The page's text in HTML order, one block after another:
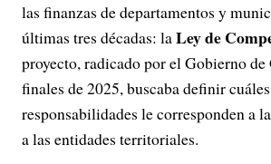
las finanzas de departamentos y
últimas tres décadas: laLey de
proyecto, radicado por el Gobierno de
finales de 2025, buscaba definir cuáles
responsabilidades le corresponden a
a las entidades territoriales.